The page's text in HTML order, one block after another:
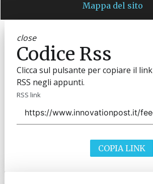
Mappa del sito
close
Codice Rss
Clicca sul pulsante per copiare il link
RSS negli appunti.
RSS link
COPIA LINK